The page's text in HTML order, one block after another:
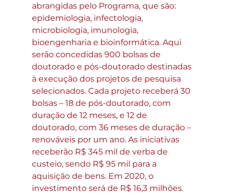
abrangidas pelo Programa, que são:
epidemiologia, infectologia,
microbiologia, imunologia,
bioengenharia e bioinformática. Aqui
serão concedidas 900 bolsas de
doutorado e pós-doutorado destinadas
à execução dos projetos de pesquisa
selecionados. Cada projeto receberá 30
bolsas – 18 de pós-doutorado, com
duração de 12 meses, e 12 de
doutorado, com 36 meses de duração –
renováveis por um ano. As iniciativas
receberão R$ 345 mil de verba de
custeio, sendo R$ 95 mil para a
aquisição de bens. Em 2020, o
investimento será de R$ 16,3 milhões.